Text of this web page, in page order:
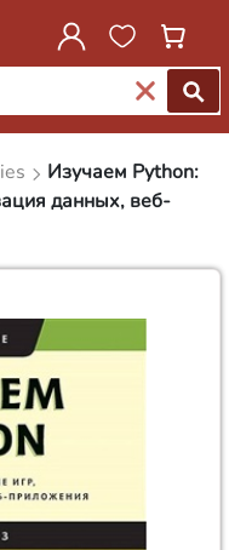
Изучаем Python:
данных, веб-